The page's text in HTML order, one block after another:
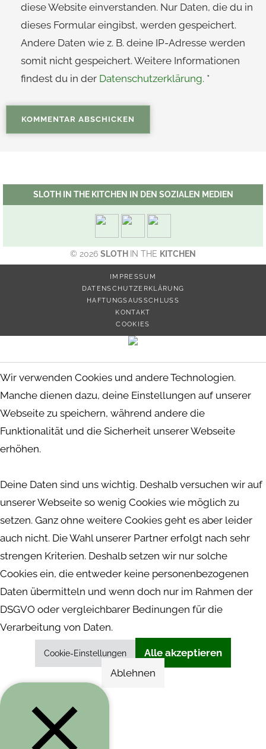
diese Website einverstanden. Nur Daten, die du in
dieses Formular eingibst, werden gespeichert.
Andere Daten wie z. B. deine IP-Adresse werden
somit nicht gespeichert. Weitere Informationen
findest du in der Datenschutzerklärung. *
SLOTH IN THE KITCHEN IN DEN SOZIALEN MEDIEN
© 2026 SLOTH IN THE KITCHEN
IMPRESSUM
DATENSCHUTZERKLÄRUNG
HAFTUNGSAUSSCHLUSS
KONTAKT
COOKIES
Wir verwenden Cookies und andere Technologien.
Manche dienen dazu, deine Einstellungen auf unserer
Webseite zu speichern, während andere die
Funktionalität und die Sicherheit unserer Webseite
erhöhen.
Deine Daten sind uns wichtig. Deshalb versuchen wir auf
unserer Webseite so wenig Cookies wie möglich zu
setzen. Ganz ohne weitere Cookies geht es aber leider
auch nicht. Die Wahl unserer Partner erfolgt nach sehr
strengen Kriterien. Deshalb setzen wir nur solche
Cookies ein, die entweder keine personenbezogenen
Daten übermitteln und wenn doch nur im Rahmen der
DSGVO oder vergleichbarer Bedinungen für die
Verarbeitung von Daten.
Cookie-Einstellungen
Alle akzeptieren
Ablehnen